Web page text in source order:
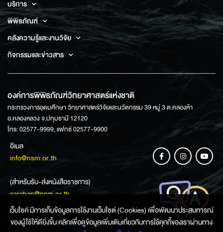
บริการ
พิพิธภัณฑ์
คลังความรู้และงานวิจัย
กิจกรรมและข่าวสาร
องค์การพิพิธภัณฑ์วิทยาศาสตร์แห่งชาติ
กระทรวงการอุดมศึกษา วิทยาศาสตร์วิจัยและนวัตกรรม 39 หมู่ 3 ต.คลองห้า
อ.คลองหลวง จ.ปทุมธานี 12120
โทร: 02577-9999, แฟกซ์ 02577-9900
อีเมล
info@nsm.or.th
(สำหรับรับ-ส่งหนังสือราชการ)
saraban@nsm.or.th
ช่องทางการสอบถามข้อมูล
เว็บไซค์ มีการเก็บข้อมูลการใช้งานเว็บไซต์ (Cookies) เพื่อพัฒนาประสบการณ์
ของผู้ใช้ให้ดียิ่งขึ้น คลิกเพื่อดูข้อมูลเพิ่มเติมเกี่ยวกับการใช้คุกกี้ของเราผ่านทาง